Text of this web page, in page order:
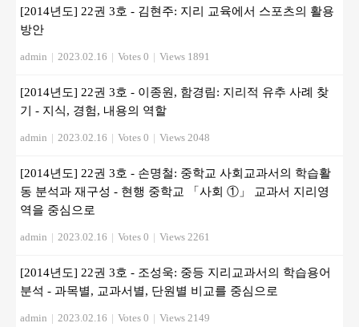
[2014년도] 22권 3호 - 김현주: 지리 교육에서 스포츠의 활용
방안
admin | 2023.02.16 | Votes 0 | Views 1891
[2014년도] 22권 3호 - 이종원, 함경림: 지리적 유추 사례 찾
기 - 지식, 경험, 내용의 역할
admin | 2023.02.16 | Votes 0 | Views 2048
[2014년도] 22권 3호 - 손명철: 중학교 사회교과서의 학습활
동 분석과 재구성 - 현행 중학교 「사회 ①」 교과서 지리영
역을 중심으로
admin | 2023.02.16 | Votes 0 | Views 2261
[2014년도] 22권 3호 - 조성욱: 중등 지리교과서의 학습용어
분석 - 과목별, 교과서별, 단원별 비교를 중심으로
admin | 2023.02.16 | Votes 0 | Views 2149